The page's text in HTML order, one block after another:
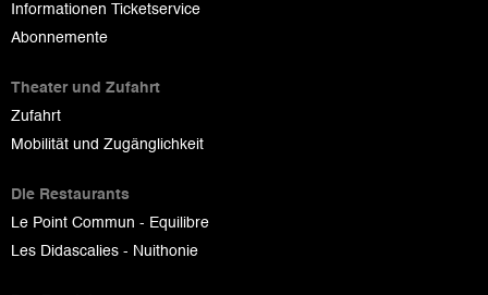
Informationen Ticketservice
Abonnemente
Theater und Zufahrt
Zufahrt
Mobilität und Zugänglichkeit
Die Restaurants
Le Point Commun - Equilibre
Les Didascalies - Nuithonie